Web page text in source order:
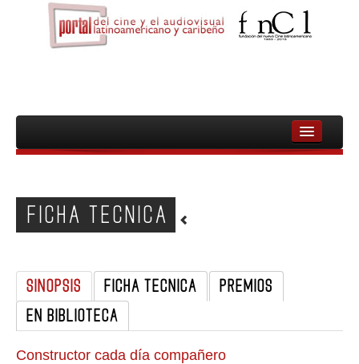
INICIO
PELICULAS
DOCUMENTALES
MUJERES
AUDIOVISUAL INDIGENA Y COMUNITARIO
FICHA TECNICA
SINOPSIS FICHA TECNICA
PREMIOS
EN BIBLIOTECA
Constructor cada día compañero